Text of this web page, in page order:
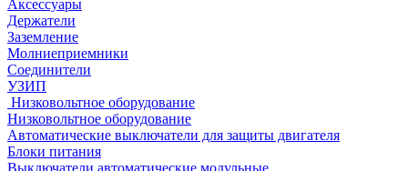
Аксессуары
Держатели
Заземление
Молниеприемники
Соединители
УЗИП
Низковольтное оборудование
Низковольтное оборудование
Автоматические выключатели для защиты двигателя
Блоки питания
Выключатели автоматические модульные